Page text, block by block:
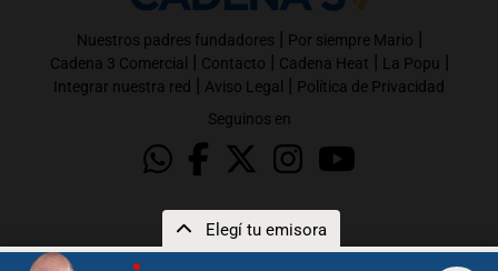
Elegí tu emisora
Nuestros padres fundadores | Por siempre Mario |
Cadena 3 Comercial | Contacto | Cadena Heat | La Popu |
Integrar nuestra red | Aviso Legal | Política de Privacidad
Seguinos en